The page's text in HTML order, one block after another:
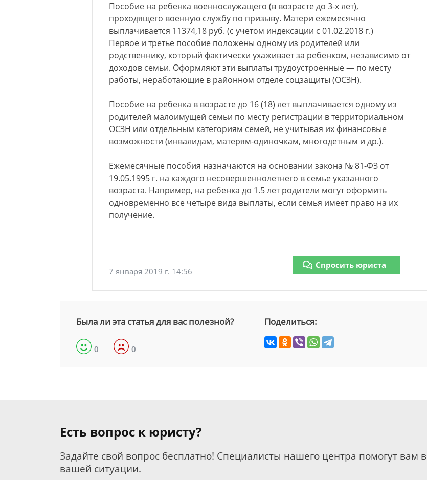
Пособие на ребенка военнослужащего (в возрасте до 3-х лет),
проходящего военную службу по призыву. Матери ежемесячно
выплачивается 11374,18 руб. (с учетом индексации с 01.02.2018 г.)
Первое и третье пособие положены одному из родителей или
родственнику, который фактически ухаживает за ребенком, независимо от
доходов семьи. Оформляют эти выплаты трудоустроенные — по месту
работы, неработающие в районном отделе соцзащиты (ОСЗН).
Пособие на ребенка в возрасте до 16 (18) лет выплачивается одному из
родителей малоимущей семьи по месту регистрации в территориальном
ОСЗН или отдельным категориям семей, не учитывая их финансовые
возможности (инвалидам, матерям-одиночкам, многодетным и др.).
Ежемесячные пособия назначаются на основании закона № 81-ФЗ от
19.05.1995 г. на каждого несовершеннолетнего в семье указанного
возраста. Например, на ребенка до 1.5 лет родители могут оформить
одновременно все четыре вида выплаты, если семья имеет право на их
получение.
7 января 2019 г. 14:56
Спросить юриста
Была ли эта статья для вас полезной?
0 0
Поделиться:
Есть вопрос к юристу?
Задайте свой вопрос бесплатно! Специалисты нашего центра помогут вам в
вашей ситуации.